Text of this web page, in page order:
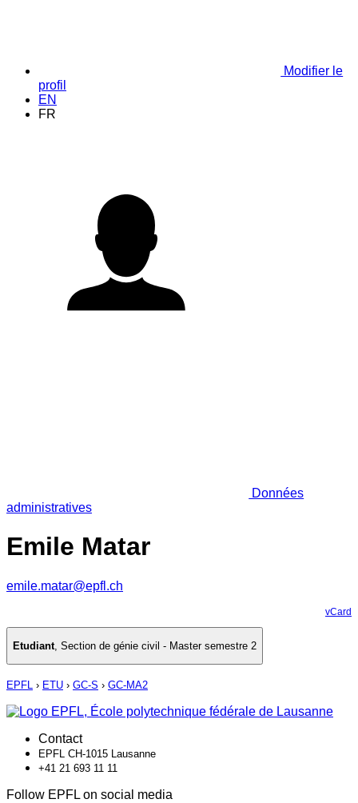
Modifier le
profil
EN
FR
Données
administratives
Emile Matar
emile.matar@epfl.ch
vCard
Etudiant, Section de génie civil - Master semestre 2
EPFL › ETU › GC-S › GC-MA2
Contact
EPFL CH-1015 Lausanne
+41 21 693 11 11
Follow EPFL on social media